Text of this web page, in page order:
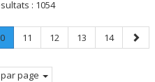
: 1054
.
Page
Page
11 Page
12 Page
13 Page
14
Page
page